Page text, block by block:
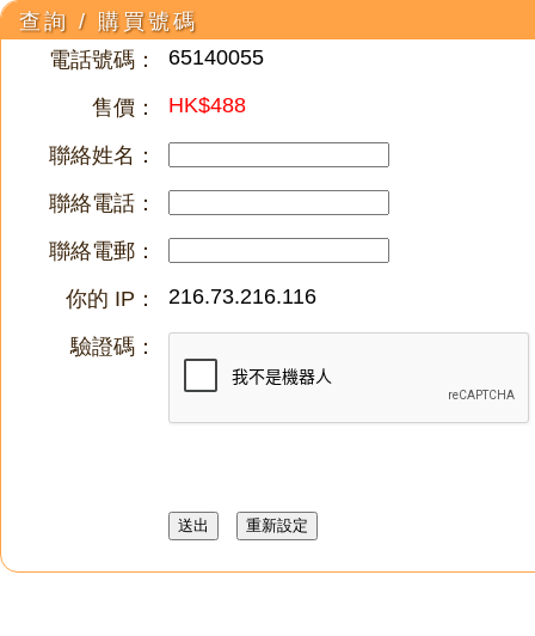
查詢 / 購買號碼
電話號碼：
65140055
售價： HK$488
聯絡姓名：
聯絡電話：
聯絡電郵：
你的 IP：
216.73.216.116
驗證碼：